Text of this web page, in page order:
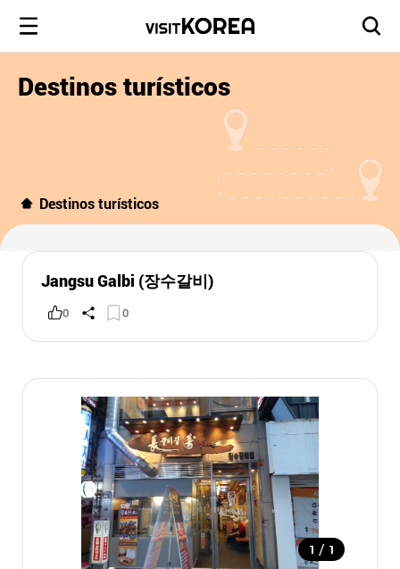
Destinos turísticos
Destinos turísticos
Jangsu Galbi (장수갈비)
0 0
1 / 1